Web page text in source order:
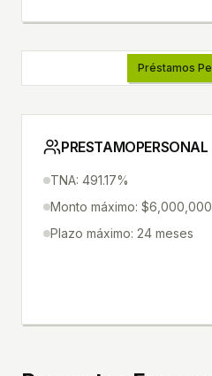
Préstamos
PRESTAMOPERSONAL
TNA: 491.17%
Monto máximo: $6,000,000
Plazo máximo: 24 meses